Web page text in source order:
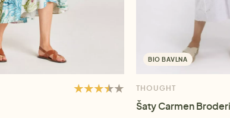
BIO BAVLNA
THOUGHT
Šaty Carmen